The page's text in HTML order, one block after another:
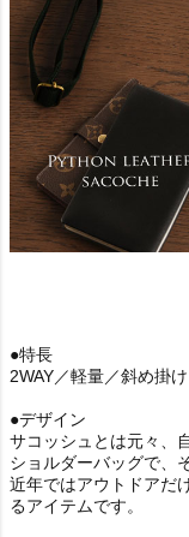
●特長
2WAY／軽量／斜め掛け
●デザイン
サコッシュとは元々、
ショルダーバッグで、
近年ではアウトドアだ
るアイテムです。